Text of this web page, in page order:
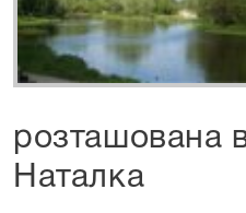
розташована
Наталка